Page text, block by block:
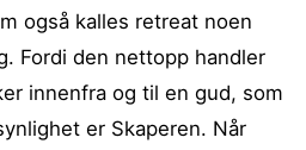
også kalles retreat noen
Fordi den nettopp handler
innenfra og til en gud, som
er Skaperen. Når